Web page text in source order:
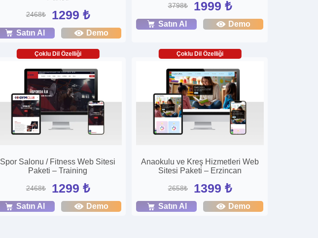
2468₺ 1299 ₺
Satın Al Demo
3798₺ 1999 ₺
Satın Al Demo
Çoklu Dil Özelliği
Spor Salonu / Fitness Web Sitesi
Paketi – Training
2468₺ 1299 ₺
Satın Al Demo
Çoklu Dil Özelliği
Anaokulu ve Kreş Hizmetleri Web
Sitesi Paketi – Erzincan
2658₺ 1399 ₺
Satın Al Demo